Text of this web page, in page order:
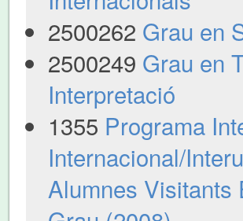
2500262 Grau en
2500249 Grau en
Interpretació
1355 Programa
Internacional/
Alumnes Visitants